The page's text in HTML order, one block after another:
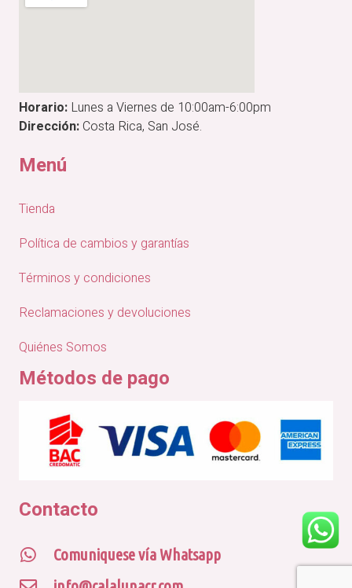
Horario: Lunes a Viernes de 10:00am-6:00pm
Dirección:Costa Rica, San José.
Menú
Tienda
Política de cambios y garantías
Términos y condiciones
Reclamaciones y devoluciones
Quiénes Somos
Métodos de pago
Contacto
Comuniquese vía Whatsapp